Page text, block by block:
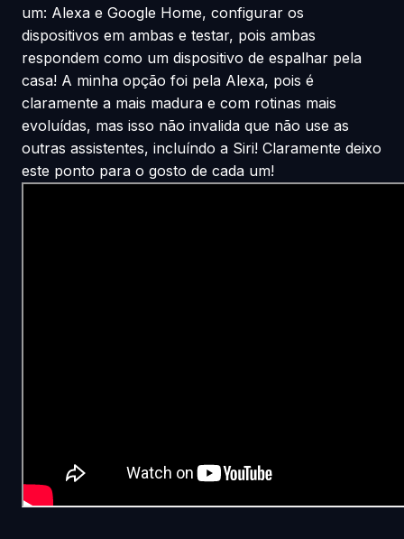
um: Alexa e Google Home, configurar os
dispositivos em ambas e testar, pois ambas
respondem como um dispositivo de espalhar pela
casa! A minha opção foi pela Alexa, pois é
claramente a mais madura e com rotinas mais
evoluídas, mas isso não invalida que não use as
outras assistentes, incluíndo a Siri! Claramente deixo
este ponto para o gosto de cada um!